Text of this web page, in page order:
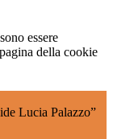
essere
della cookie
Lucia Palazzo”